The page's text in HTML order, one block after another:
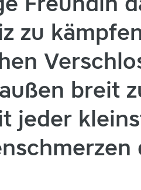
zu
breit
jeder